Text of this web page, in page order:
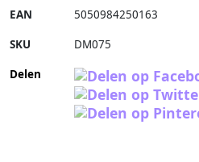
EAN 5050984250163
SKU DM075
Delen